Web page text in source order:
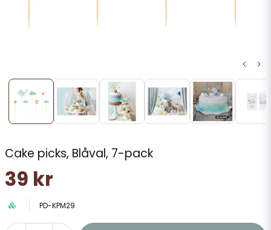
Cake picks, Blåval, 7-pack
39 kr
PD-KPM29